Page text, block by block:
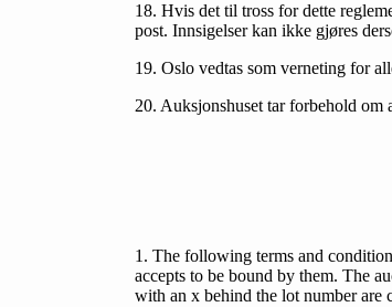
18. Hvis det til tross for dette
post. Innsigelser kan ikke gjøres
19. Oslo vedtas som verneting for
20. Auksjonshuset tar forbehold om
1. The following terms and
accepts to be bound by them. The
with an x behind the lot number